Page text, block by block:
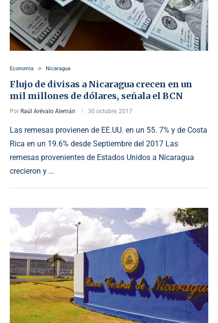
Economia Nicaragua
Flujo de divisas a Nicaragua crecen en un
mil millones de dólares, señala el BCN
Por Raúl Arévalo Alemán 30 octubre, 2017
Las remesas provienen de EE.UU. en un 55. 7% y de Costa
Rica en un 19.6% desde Septiembre del 2017 Las
remesas provenientes de Estados Unidos a Nicaragua
crecieron y …